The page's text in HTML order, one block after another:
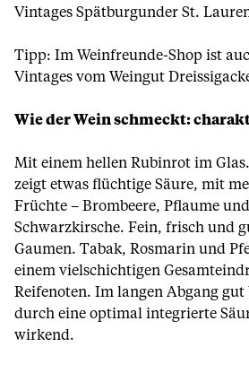
Vintages Spätburgunder St.
Tipp: Im Weinfreunde-Shop ist
Vintages vom Weingut
Wie der Wein schmeckt:
Mit einem hellen Rubinrot im
zeigt etwas flüchtige Säure, mit
Früchte – Brombeere, Pflaume
Schwarzkirsche. Fein, frisch und
Gaumen. Tabak, Rosmarin und
einem vielschichtigen
Reifenoten. Im langen Abgang
durch eine optimal integrierte
wirkend.